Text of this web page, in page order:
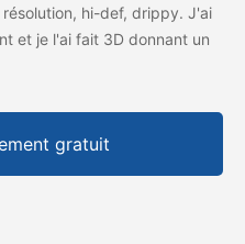
hi-def, drippy. J'ai
et je l'ai fait 3D donnant un
gratuit